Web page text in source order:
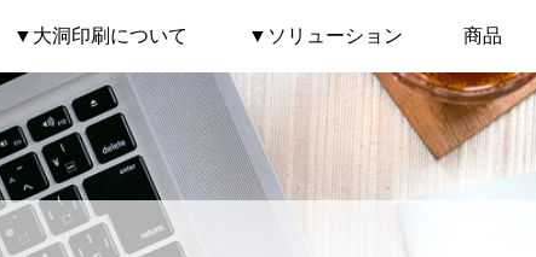
▼大洞印刷について ▼ソリューション 商品